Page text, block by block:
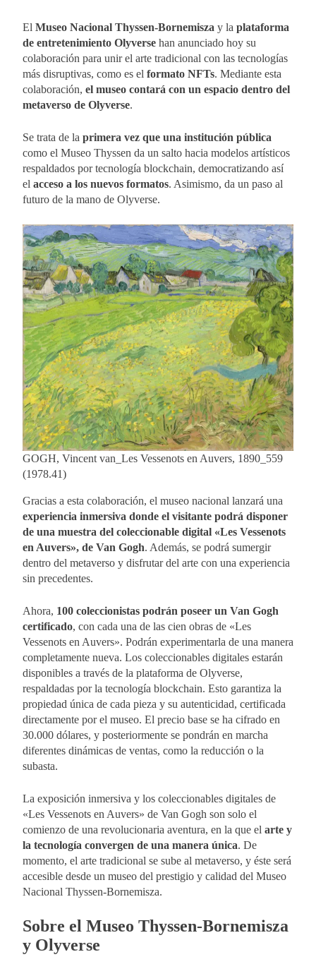
El Museo Nacional Thyssen-Bornemisza y la plataforma
de entretenimiento Olyverse han anunciado hoy su
colaboración para unir el arte tradicional con las tecnologías
más disruptivas, como es el formato NFTs. Mediante esta
colaboración, el museo contará con un espacio dentro del
metaverso de Olyverse.
Se trata de la primera vez que una institución pública
como el Museo Thyssen da un salto hacia modelos artísticos
respaldados por tecnología blockchain, democratizando así
el acceso a los nuevos formatos. Asimismo, da un paso al
futuro de la mano de Olyverse.
GOGH, Vincent van_Les Vessenots en Auvers, 1890_559
(1978.41)
Gracias a esta colaboración, el museo nacional lanzará una
experiencia inmersiva donde el visitante podrá disponer
de una muestra del coleccionable digital «Les Vessenots
en Auvers», de Van Gogh. Además, se podrá sumergir
dentro del metaverso y disfrutar del arte con una experiencia
sin precedentes.
Ahora, 100 coleccionistas podrán poseer un Van Gogh
certificado, con cada una de las cien obras de «Les
Vessenots en Auvers». Podrán experimentarla de una manera
completamente nueva. Los coleccionables digitales estarán
disponibles a través de la plataforma de Olyverse,
respaldadas por la tecnología blockchain. Esto garantiza la
propiedad única de cada pieza y su autenticidad, certificada
directamente por el museo. El precio base se ha cifrado en
30.000 dólares, y posteriormente se pondrán en marcha
diferentes dinámicas de ventas, como la reducción o la
subasta.
La exposición inmersiva y los coleccionables digitales de
«Les Vessenots en Auvers» de Van Gogh son solo el
comienzo de una revolucionaria aventura, en la que el arte y
la tecnología convergen de una manera única. De
momento, el arte tradicional se sube al metaverso, y éste será
accesible desde un museo del prestigio y calidad del Museo
Nacional Thyssen-Bornemisza.
Sobre el Museo Thyssen-Bornemisza
y Olyverse